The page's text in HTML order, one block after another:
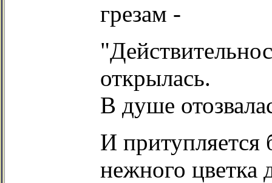
грезам -
открылась.
В душе
И притупляется
нежного